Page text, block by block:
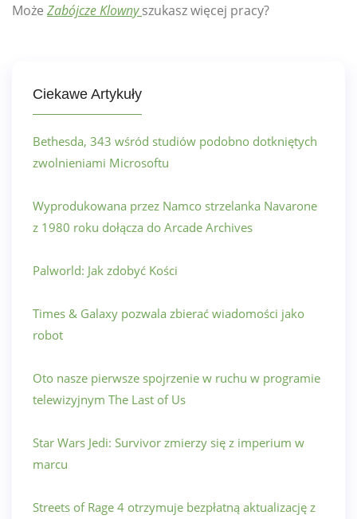
Może Zabójcze Klowny szukasz więcej pracy?
Ciekawe Artykuły
Bethesda, 343 wśród studiów podobno dotkniętych
zwolnieniami Microsoftu
Wyprodukowana przez Namco strzelanka Navarone
z 1980 roku dołącza do Arcade Archives
Palworld: Jak zdobyć Kości
Times & Galaxy pozwala zbierać wiadomości jako
robot
Oto nasze pierwsze spojrzenie w ruchu w programie
telewizyjnym The Last of Us
Star Wars Jedi: Survivor zmierzy się z imperium w
marcu
Streets of Rage 4 otrzymuje bezpłatną aktualizację z